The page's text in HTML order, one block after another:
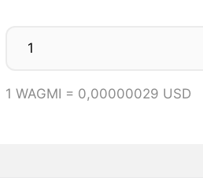
1 WAGMI = 0,00000029 USD